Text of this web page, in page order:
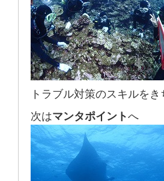
トラブル対策のスキルを
次はマンタポイントへ